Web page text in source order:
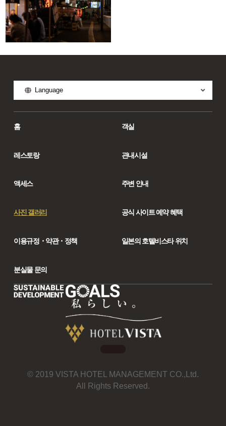
Language
홈 객실
레스토랑 관내시설
액세스 주변 안내
사진 갤러리 공식 사이트 예약 혜택
이용규정・약관・정책 일본의 호텔비스타 위치
분실물 문의
© 2019 VISTA HOTEL MANAGEMENT CO.,Ltd.
All Rights Reserved.